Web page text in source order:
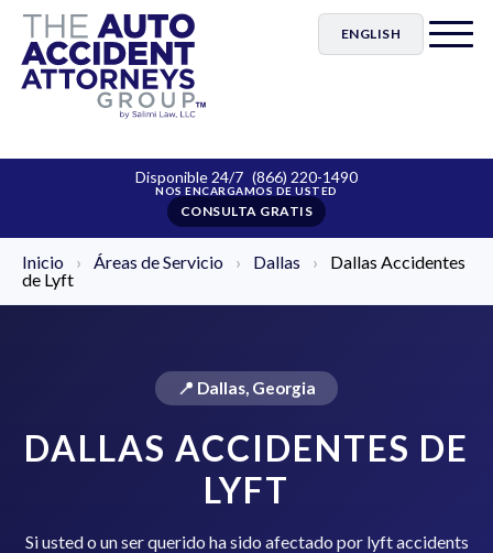
ENGLISH
Disponible 24/7 (866) 220-1490
CONSULTA GRATIS
Inicio › Áreas de Servicio › Dallas ›
Dallas Accidentes
de Lyft
📍 Dallas, Georgia
DALLAS ACCIDENTES DE
LYFT
Si usted o un ser querido ha sido afectado por lyft accidents